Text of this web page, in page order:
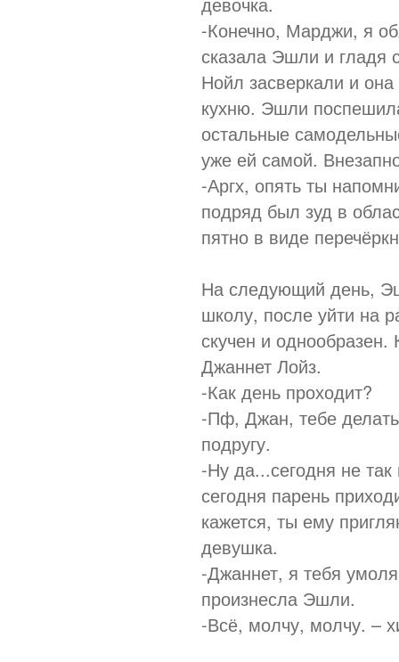
-Конечно, Марджи, я
сказала Эшли и гладя
Нойл засверкали и
кухню. Эшли
остальные
уже ей самой.
-Аргх, опять ты
подряд был зуд в
пятно в виде
На следующий день,
школу, после уйти на
скучен и
Джаннет Лойз.
-Как день проходит?
-Пф, Джан, тебе
подругу.
-Ну да...сегодня не
сегодня парень
кажется, ты ему
девушка.
-Джаннет, я тебя
произнесла Эшли.
-Всё, молчу, молчу. –